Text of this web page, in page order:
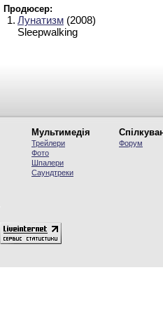
Продюсер:
1. Лунатизм (2008)
Sleepwalking
Мультимедія
Трейлери
Фото
Шпалери
Саундтреки
Форум